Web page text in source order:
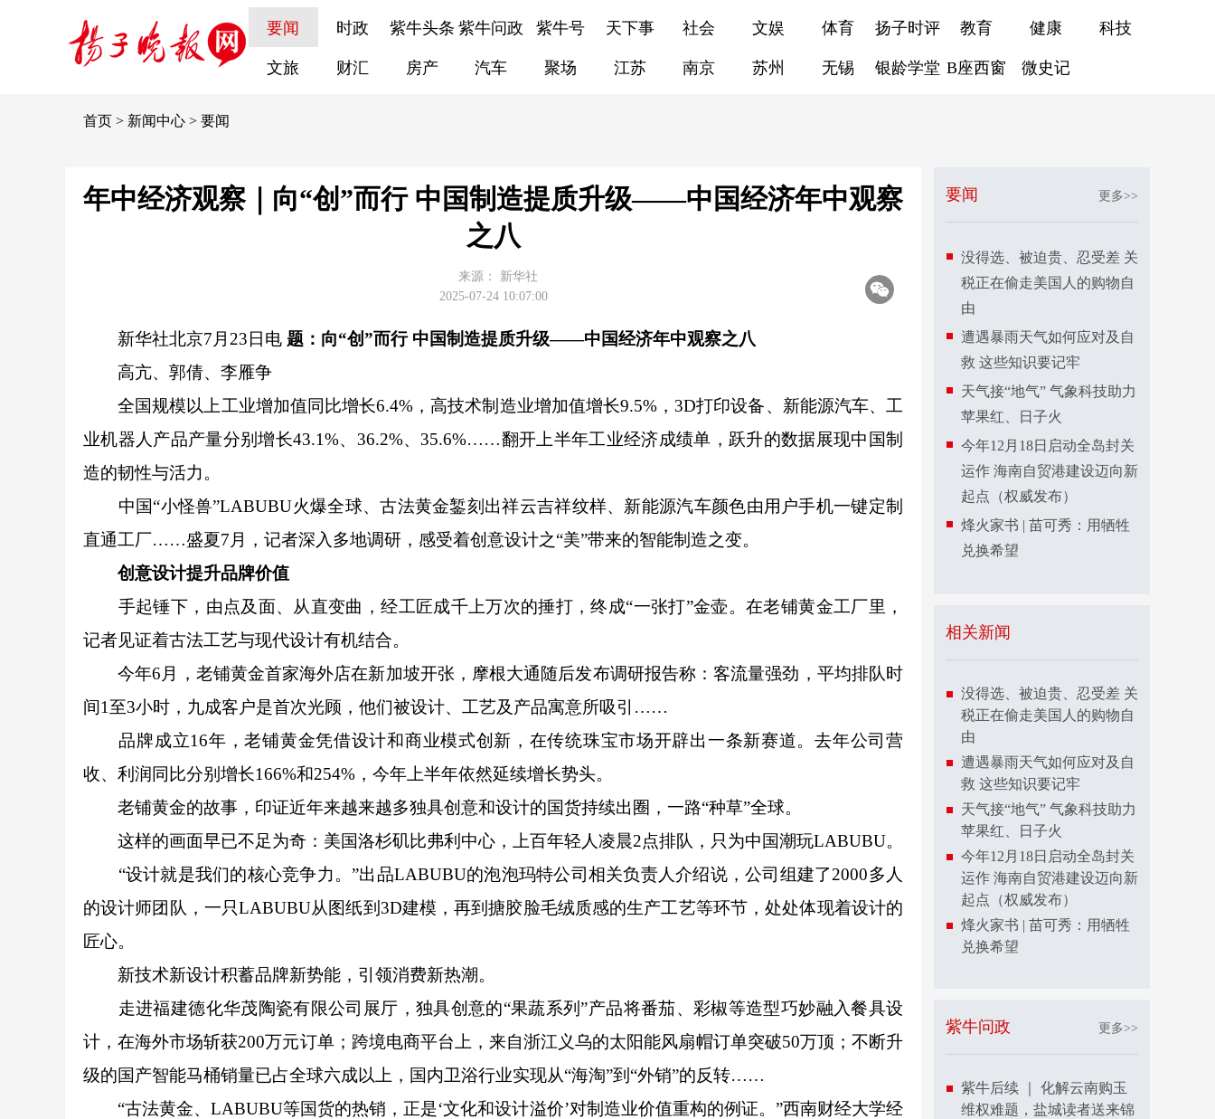
要闻 时政 紫牛头条 紫牛问政 紫牛号 天下事 社会 文娱 体育 扬子时评 教育 健康 科技
文旅 财汇 房产 汽车 聚场 江苏 南京 苏州 无锡 银龄学堂 B座西窗 微史记
首页 > 新闻中心 > 要闻
年中经济观察｜向“创”而行 中国制造提质升级——中国经济年中观察
之八
来源：
新华社
2025-07-24 10:07:00
新华社北京7月23日电 题：向“创”而行 中国制造提质升级——中国经济年中观察之八
高亢、郭倩、李雁争
全国规模以上工业增加值同比增长6.4%，高技术制造业增加值增长9.5%，3D打印设备、新能源汽车、工
业机器人产品产量分别增长43.1%、36.2%、35.6%……翻开上半年工业经济成绩单，跃升的数据展现中国制
造的韧性与活力。
中国“小怪兽”LABUBU火爆全球、古法黄金錾刻出祥云吉祥纹样、新能源汽车颜色由用户手机一键定制
直通工厂……盛夏7月，记者深入多地调研，感受着创意设计之“美”带来的智能制造之变。
创意设计提升品牌价值
手起锤下，由点及面、从直变曲，经工匠成千上万次的捶打，终成“一张打”金壶。在老铺黄金工厂里，
记者见证着古法工艺与现代设计有机结合。
今年6月，老铺黄金首家海外店在新加坡开张，摩根大通随后发布调研报告称：客流量强劲，平均排队时
间1至3小时，九成客户是首次光顾，他们被设计、工艺及产品寓意所吸引……
品牌成立16年，老铺黄金凭借设计和商业模式创新，在传统珠宝市场开辟出一条新赛道。去年公司营
收、利润同比分别增长166%和254%，今年上半年依然延续增长势头。
老铺黄金的故事，印证近年来越来越多独具创意和设计的国货持续出圈，一路“种草”全球。
这样的画面早已不足为奇：美国洛杉矶比弗利中心，上百年轻人凌晨2点排队，只为中国潮玩LABUBU。
“设计就是我们的核心竞争力。”出品LABUBU的泡泡玛特公司相关负责人介绍说，公司组建了2000多人
的设计师团队，一只LABUBU从图纸到3D建模，再到搪胶脸毛绒质感的生产工艺等环节，处处体现着设计的
匠心。
新技术新设计积蓄品牌新势能，引领消费新热潮。
走进福建德化华茂陶瓷有限公司展厅，独具创意的“果蔬系列”产品将番茄、彩椒等造型巧妙融入餐具设
计，在海外市场斩获200万元订单；跨境电商平台上，来自浙江义乌的太阳能风扇帽订单突破50万顶；不断升
级的国产智能马桶销量已占全球六成以上，国内卫浴行业实现从“海淘”到“外销”的反转……
“古法黄金、LABUBU等国货的热销，正是‘文化和设计溢价’对制造业价值重构的例证。”西南财经大学经
要闻 更多>>
没得选、被迫贵、忍受差 关
税正在偷走美国人的购物自
由
遭遇暴雨天气如何应对及自
救 这些知识要记牢
天气接“地气” 气象科技助力
苹果红、日子火
今年12月18日启动全岛封关
运作 海南自贸港建设迈向新
起点（权威发布）
烽火家书 | 苗可秀：用牺牲
兑换希望
相关新闻
没得选、被迫贵、忍受差 关
税正在偷走美国人的购物自
由
遭遇暴雨天气如何应对及自
救 这些知识要记牢
天气接“地气” 气象科技助力
苹果红、日子火
今年12月18日启动全岛封关
运作 海南自贸港建设迈向新
起点（权威发布）
烽火家书 | 苗可秀：用牺牲
兑换希望
紫牛问政 更多>>
紫牛后续 ｜ 化解云南购玉
维权难题，盐城读者送来锦